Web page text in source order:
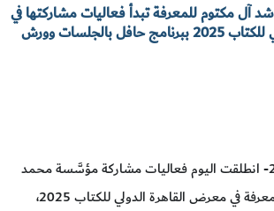
مكتوم للمعرفة تبدأ فعاليات مشاركتها في
معرض القاهرة الدولي للكتاب 2025 ببرنامج حافل بالجلسات وورش
القاهرة 23 يناير 2025- انطلقت اليوم فعاليات مشاركة مؤسَّسة محمد
بن راشد آل مكتوم للمعرفة في معرض القاهرة الدولي للكتاب 2025،